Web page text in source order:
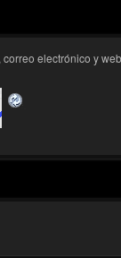
electrónico y